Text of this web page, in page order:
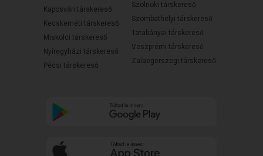
Kaposvári társkereső
Kecskeméti társkereső
Miskolci társkereső
Nyíregyházi társkereső
Pécsi társkereső
Szolnoki társkereső
Szombathelyi társkereső
Tatabányai társkereső
Veszprémi társkereső
Zalaegerszegi társkereső